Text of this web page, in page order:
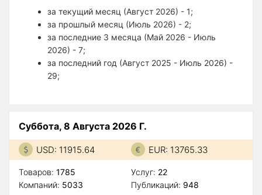
за текущий месяц (Август 2026) - 1;
за прошлый месяц (Июль 2026) - 2;
за последние 3 месяца (Май 2026 - Июль
2026) - 7;
за последний год (Август 2025 - Июль 2026) -
29;
Суббота, 8 Августа 2026 Г.
USD: 11915.64 EUR: 13765.33
Товаров: 1785
Компаний: 5033
Услуг: 22
Публикаций: 948